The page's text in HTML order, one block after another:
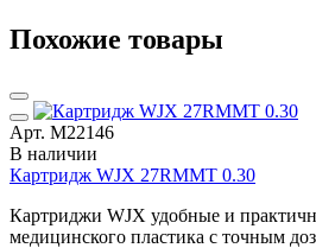
Похожие товары
Арт. М22146
В наличии
Картридж WJX 27RMMT 0.30
Картриджи WJX удобные и
медицинского пластика с точным